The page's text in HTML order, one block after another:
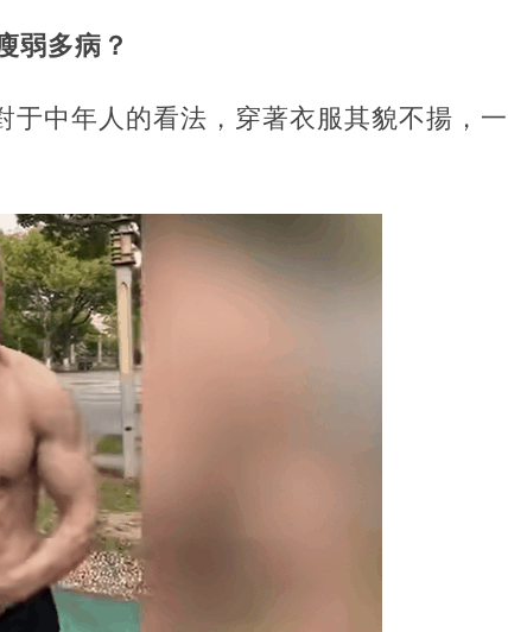
弱多病？
中年人的看法，穿著衣服其貌不揚，一